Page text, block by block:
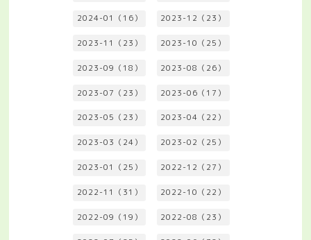
2024-01（16） 2023-12（23）
2023-11（23） 2023-10（25）
2023-09（18） 2023-08（26）
2023-07（23） 2023-06（17）
2023-05（23） 2023-04（22）
2023-03（24） 2023-02（25）
2023-01（25） 2022-12（27）
2022-11（31） 2022-10（22）
2022-09（19） 2022-08（23）